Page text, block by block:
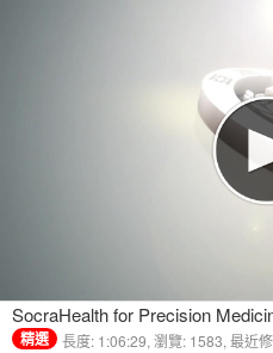
SocraHealth for Precision
精選 長度: 1:06:29, 瀏覽: 1583, 最近